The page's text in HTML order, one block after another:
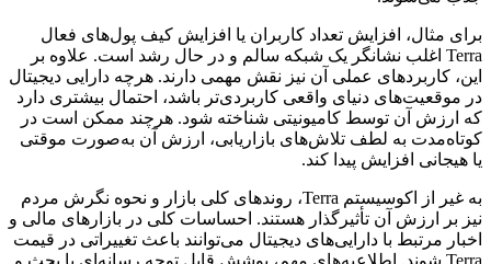
برای مثال، افزایش تعداد کاربران یا افزایش کیف پول‌های فعال
Terra اغلب نشانگر یک شبکه سالم و در حال رشد است. علاوه بر
این، کاربردهای عملی آن نیز نقش مهمی دارند. هرچه دارایی دیجیتال
در موقعیت‌های دنیای واقعی کاربردی‌تر باشد، احتمال بیشتری دارد
که ارزش آن توسط کامیونیتی شناخته شود. هرچند ممکن است در
کوتاه‌مدت به لطف تلاش‌های بازاریابی، ارزش آن به‌صورت موقتی
یا هیجانی افزایش پیدا کند.
به غیر از اکوسیستم Terra، روندهای کلی بازار و نحوه نگرش مردم
نیز بر ارزش آن تأثیرگذار هستند. احساسات کلی در بازارهای مالی و
اخبار مرتبط با دارایی‌های دیجیتال می‌توانند باعث تغییراتی در قیمت